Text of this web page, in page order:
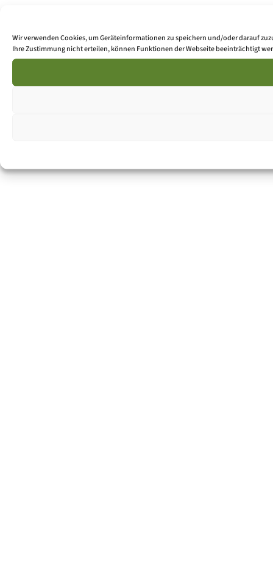
Wir verwenden Cookies, um Geräteinformationen zu speichern und/oder darauf
Ihre Zustimmung nicht erteilen, können Funktionen der Webseite beeinträchtigt